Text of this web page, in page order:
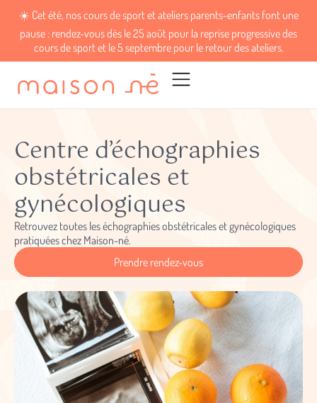
☀️ Cet été, nos cours de sport et ateliers parents-enfants font une
pause : rendez-vous dès le 25 août pour la reprise progressive des
cours de sport et le 5 septembre pour le retour des ateliers.
Centre d’échographies
obstétricales et
gynécologiques
Retrouvez toutes les échographies obstétricales et gynécologiques
pratiquées chez Maison-né.
Prendre rendez-vous